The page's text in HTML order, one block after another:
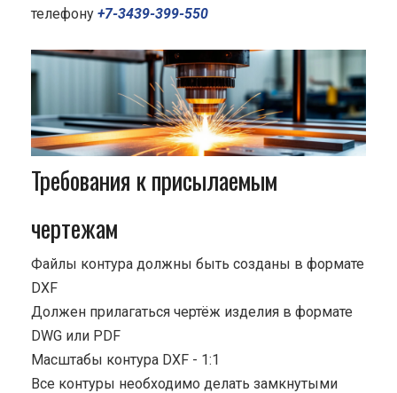
телефону +7-3439-399-550
Требования к присылаемым
чертежам
Файлы контура должны быть созданы в формате
DXF
Должен прилагаться чертёж изделия в формате
DWG или PDF
Масштабы контура DXF - 1:1
Все контуры необходимо делать замкнутыми